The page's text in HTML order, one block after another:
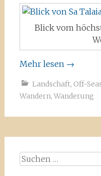
Blick vom
Mehr lesen →
Landschaft, Off-
Wandern, Wanderung
Suchen